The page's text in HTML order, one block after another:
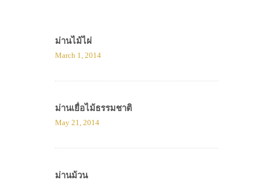
ม่านไม้ไผ่
March 1, 2014
ม่านเยื่อไม้ธรรมชาติ
May 21, 2014
ม่านม้วน